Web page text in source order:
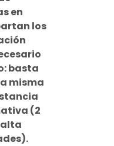
en
los
basta
misma
(2
alta